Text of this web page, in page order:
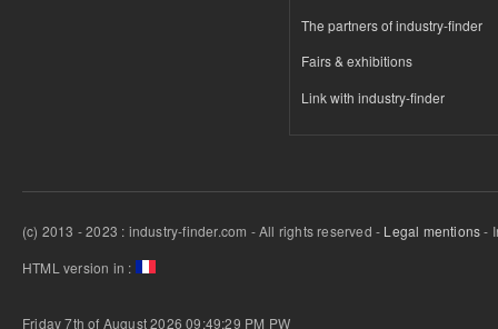
The partners of industry-finder
Fairs & exhibitions
Link with industry-finder
(c) 2013 - 2023 : industry-finder.com - All rights reserved - Legal mentions-
HTML version in :
Friday 7th of August 2026 09:49:29 PM PW